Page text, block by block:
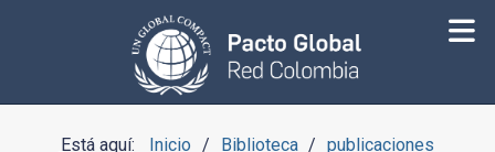
Está aquí: Inicio Biblioteca
publicaciones